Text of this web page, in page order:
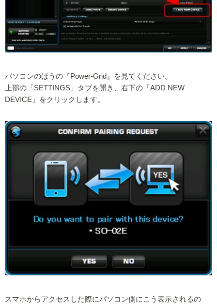
パソコンのほうの『Power-Grid』を見てください。
上部の「SETTINGS」タブを開き、右下の「ADD NEW
DEVICE」をクリックします。
スマホからアクセスした際にパソコン側にこう表示されるの